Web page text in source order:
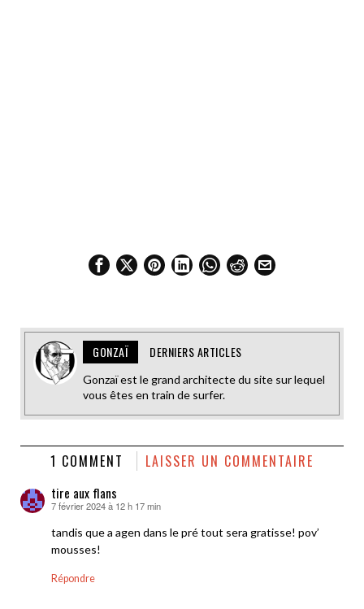
GONZAÏ DERNIERS ARTICLES
Gonzaï est le grand architecte du site sur lequel
vous êtes en train de surfer.
1 COMMENT LAISSER UN COMMENTAIRE
tire aux flans
dit :
7 février 2024 à 12 h 17 min
tandis que a agen dans le pré tout sera gratisse! pov’
mousses!
Répondre